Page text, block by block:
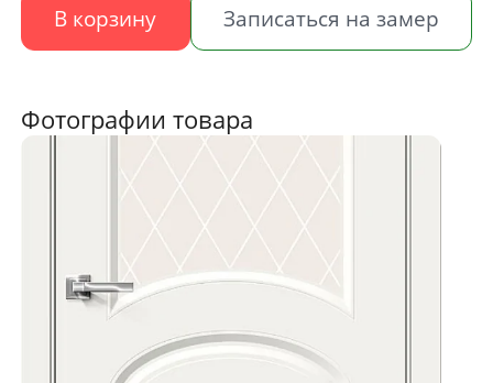
В корзину
Записаться на замер
Фотографии товара